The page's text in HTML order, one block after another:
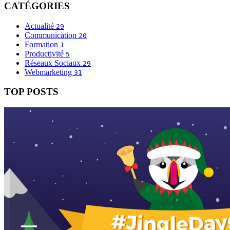
CATÉGORIES
Actualité 29
Communication 20
Formation 1
Productivité 5
Réseaux Sociaux 29
Webmarketing 31
TOP POSTS